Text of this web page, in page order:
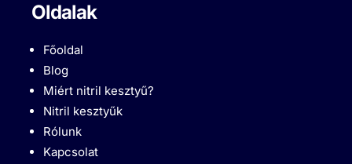
Oldalak
Főoldal
Blog
Miért nitril kesztyű?
Nitril kesztyűk
Rólunk
Kapcsolat